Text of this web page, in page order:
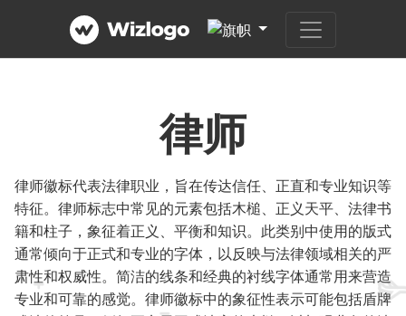
律师
律师徽标代表法律职业，旨在传达信任、正直和专业知识等
特征。律师标志中常见的元素包括木槌、正义天平、法律书
籍和柱子，象征着正义、平衡和知识。此类别中使用的版式
通常倾向于正式和专业的字体，以反映与法律领域相关的严
肃性和权威性。简洁的线条和经典的衬线字体通常用来营造
专业和可靠的感觉。律师徽标中的象征性表示可能包括盾牌